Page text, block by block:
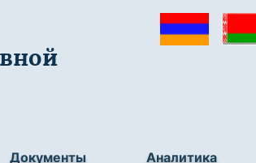
Документы Аналитика